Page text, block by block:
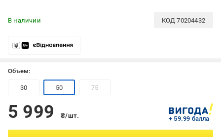
В наличии КОД70204432
Объем:
30 50 75
5 999 ₴/шт. + 59.99 балла